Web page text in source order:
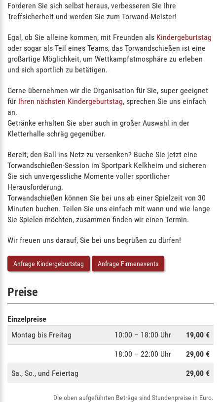
Forderen Sie sich selbst heraus, verbesseren Sie Ihre
Treffsicherheit und werden Sie zum Torwand-Meister!
Egal, ob Sie alleine kommen, mit Freunden als Kindergeburtstag
oder sogar als Teil eines Teams, das Torwandschießen ist eine
großartige Möglichkeit, um Wettkampfatmosphäre zu erleben
und sich sportlich zu betätigen.
Gerne übernehmen wir die Organisation für Sie, super geeignet
für Ihren nächsten Kindergeburtstag, sprechen Sie uns einfach
an.
Getränke erhalten Sie aber auch in großer Auswahl in der
Kletterhalle schräg gegenüber.
Bereit, den Ball ins Netz zu versenken? Buche Sie jetzt eine
Torwandschießen-Session im Sportpark Kelkheim und sicheren
Sie sich unvergessliche Momente voller sportlicher
Herausforderung.
Torwandschießen können Sie bei uns ab einer Spielzeit von 30
Minuten buchen. Teilen Sie uns einfach mit wann und wie lange
Sie Spielen möchten, zusammen finden wir einen Termin.
Wir freuen uns darauf, Sie bei uns begrüßen zu dürfen!
Anfrage Kindergeburtstag Anfrage Firmenevents
Preise
Einzelpreise
Montag bis Freitag
10:00 – 18:00 Uhr 19,00 €
18:00 – 22:00 Uhr 29,00 €
Sa., So., und Feiertag 29,00 €
Die oben aufgeführten Beträge sind Stundenpreise in Euro.